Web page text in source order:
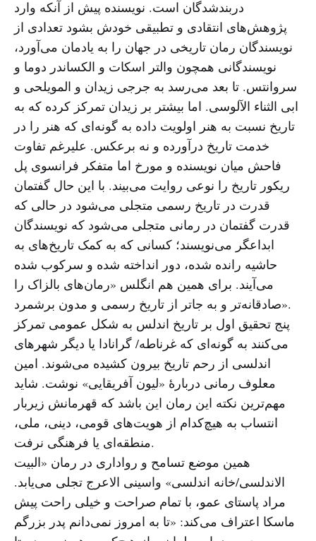
دربندشدگان است. نویسنده پیش از آنکه وارد
پژوهش‌های انتقادی و تطبیقی خودش بشود تعدادی از
نویسندگان رمان تاریخی در جهان را به یادمان می‌آورد،
نویسندگانی همچون والتر اسکات و الکساندر دوما و
سروانتس. تا بعد می‌رسد به جرجی زیدان و المویلحی و
ابی الثناء الآلوسی. اما بیشتر بر زیدان تمرکز کرده که به
تاریخ نسبت به هنر اولویت داده به گونه‌ای که هنر را در
خدمت تاریخ درآورده و نه برعکس. علیرغم تفاوت
فاحش میان نویسنده و مورخ اما متفکر فرانسوی پل
ریکور تاریخ را نوعی روایت می‌بیند. با این حال گفتمان
قدرت در تاریخ رسمی متجلی می‌شود در حالی که
قدرت گفتمان در رمانی متجلی می‌شود که نویسندگان
ابداعگر می‌نویسند؛ کسانی که به کمک تاریخ‌های به
حاشیه رانده شده، دور انداخته شده و سرکوب شده
می‌آیند. برای همین هم انگلس «رمان‌های بالزاک را
صادقانه‌تر و به جاتر از تاریخ رسمی و مدون برشمرد».
پنج تحقیق اول بر تاریخ اندلس به شکل عمومی تمرکز
می‌کنند به گونه‌ای که غرناطه/ گرانادا یا دیگر شهرهای
اندلسی از رحم تاریخ بیرون کشیده می‌شوند. امین
معلوف رمانی دربارهٔ «لیون آفریقایی» نوشت. شاید
مهم‌ترین نکته این رمان این باشد که قهرمانش زیربار
انتساب به هیچ‌کدام از هویت‌های قومی، دینی، ملی،
منطقه‌ای یا فرهنگی نرفت.
همین موضع تسامح و رواداری در رمان «البیت
الاندلسی/خانه اندلسی» واسینی الاعرج تجلی می‌یابد.
مراد پاستای عمو، با تمام صراحت و خیلی راحت پیش
ماسکا اعتراف می‌کند: «تا به امروز نمی‌دانم پدر بزرگم